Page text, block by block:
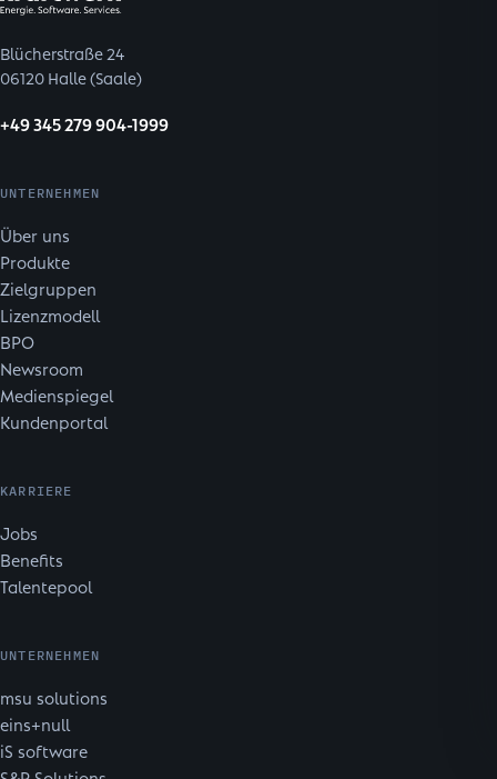
Blücherstraße 24
06120 Halle (Saale)
+49 345 279 904-1999
UNTERNEHMEN
Über uns
Produkte
Zielgruppen
Lizenzmodell
BPO
Newsroom
Medienspiegel
Kundenportal
KARRIERE
Jobs
Benefits
Talentepool
UNTERNEHMEN
msu solutions
eins+null
iS software